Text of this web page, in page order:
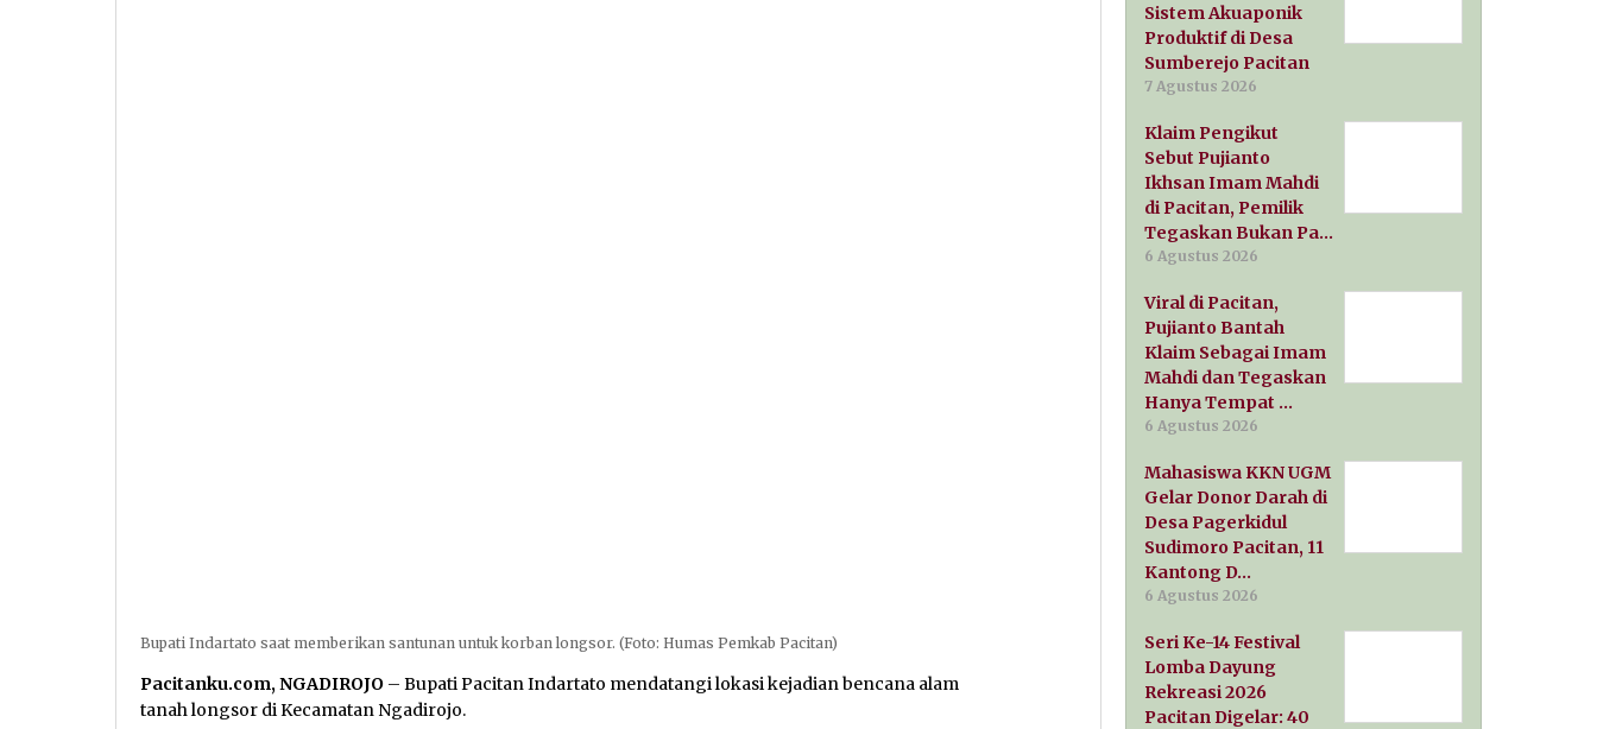
Bupati Indartato saat memberikan santunan untuk korban longsor. (Foto: Humas Pemkab Pacitan)
Pacitanku.com, NGADIROJO – Bupati Pacitan Indartato mendatangi lokasi kejadian bencana alam
tanah longsor di Kecamatan Ngadirojo.
Sistem Akuaponik
Produktif di Desa
Sumberejo Pacitan
7 Agustus 2026
Klaim Pengikut
Sebut Pujianto
Ikhsan Imam Mahdi
di Pacitan, Pemilik
Tegaskan Bukan Pa…
6 Agustus 2026
Viral di Pacitan,
Pujianto Bantah
Klaim Sebagai Imam
Mahdi dan Tegaskan
Hanya Tempat …
6 Agustus 2026
Mahasiswa KKN UGM
Gelar Donor Darah di
Desa Pagerkidul
Sudimoro Pacitan, 11
Kantong D…
6 Agustus 2026
Seri Ke-14 Festival
Lomba Dayung
Rekreasi 2026
Pacitan Digelar: 40